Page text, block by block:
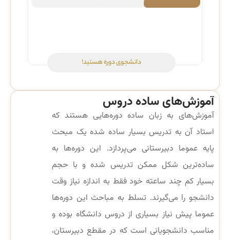
دانشجوی دوره هستید!
آموزش‌های ساده دروس
آموزش‌های به زبان ساده دوره‌هایی هستند که
استاد آن به تدریس بسیار ساده شده یک مبحث
پایه عموما دبیرستانی می‌پردازد. این دوره‌ها به
ساده‌ترین شکل ممکن تدریس شده و با حجم
بسیار کم چند ساعته خود فقط به اندازه نیاز وقت
دانشجو را می‌گیرند. تسلط به مباحث این دوره‌ها
عموما پیش نیاز بسیاری از دروس دانشگاه بوده و
مناسب دانشجویانی است که در مقطع دبیرستان،